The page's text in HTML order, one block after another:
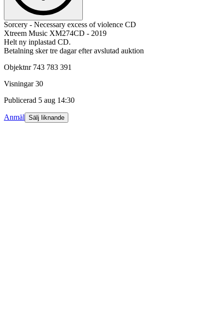
Sorcery - Necessary excess of violence CD
Xtreem Music XM274CD - 2019
Helt ny inplastad CD.
Betalning sker tre dagar efter avslutad auktion
Objektnr 743 783 391
Visningar 30
Publicerad 5 aug 14:30
Anmäl Sälj liknande